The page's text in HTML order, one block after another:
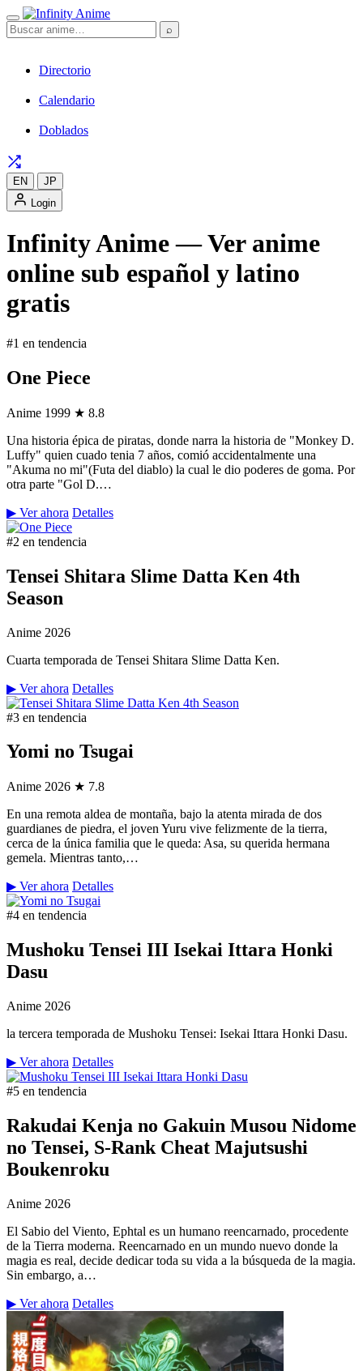
⌕
Directorio
Calendario
Doblados
EN
JP
Login
Infinity Anime — Ver anime
online sub español y latino
gratis
#1 en tendencia
One Piece
Anime 1999 ★ 8.8
Una historia épica de piratas, donde narra la historia de "Monkey D.
Luffy" quien cuado tenia 7 años, comió accidentalmente una
"Akuma no mi"(Futa del diablo) la cual le dio poderes de goma. Por
otra parte "Gol D.…
▶ Ver ahora Detalles
#2 en tendencia
Tensei Shitara Slime Datta Ken 4th
Season
Anime 2026
Cuarta temporada de Tensei Shitara Slime Datta Ken.
▶ Ver ahora Detalles
#3 en tendencia
Yomi no Tsugai
Anime 2026 ★ 7.8
En una remota aldea de montaña, bajo la atenta mirada de dos
guardianes de piedra, el joven Yuru vive felizmente de la tierra,
cerca de la única familia que le queda: Asa, su querida hermana
gemela. Mientras tanto,…
▶ Ver ahora Detalles
#4 en tendencia
Mushoku Tensei III Isekai Ittara Honki
Dasu
Anime 2026
la tercera temporada de Mushoku Tensei: Isekai Ittara Honki Dasu.
▶ Ver ahora Detalles
#5 en tendencia
Rakudai Kenja no Gakuin Musou Nidome
no Tensei, S-Rank Cheat Majutsushi
Boukenroku
Anime 2026
El Sabio del Viento, Ephtal es un humano reencarnado, procedente
de la Tierra moderna. Reencarnado en un mundo nuevo donde la
magia es real, decide dedicar toda su vida a la búsqueda de la magia.
Sin embargo, a…
▶ Ver ahora Detalles